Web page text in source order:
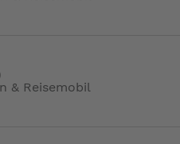
& Reisemobil